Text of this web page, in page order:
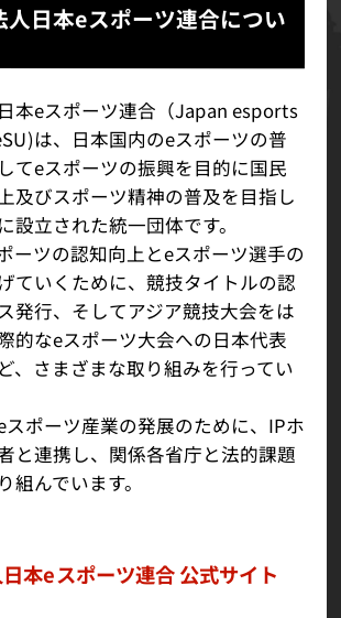
人日本eスポーツ連合につい
本eスポーツ連合（Japan esports
は、日本国内のeスポーツの普
てeスポーツの振興を目的に国民
及びスポーツ精神の普及を目指し
設立された統一団体です。
ーツの認知向上とeスポーツ選手の
ていくために、競技タイトルの認
発行、そしてアジア競技大会をは
的なeスポーツ大会への日本代表
、さまざまな取り組みを行ってい
スポーツ産業の発展のために、IPホ
と連携し、関係各省庁と法的課題
組んでいます。
本eスポーツ連合 公式サイト